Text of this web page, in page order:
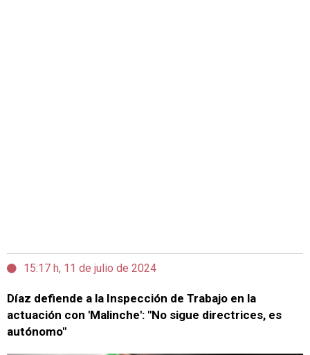
15:17 h, 11 de julio de 2024
Díaz defiende a la Inspección de Trabajo en la
actuación con 'Malinche': "No sigue directrices, es
autónomo"